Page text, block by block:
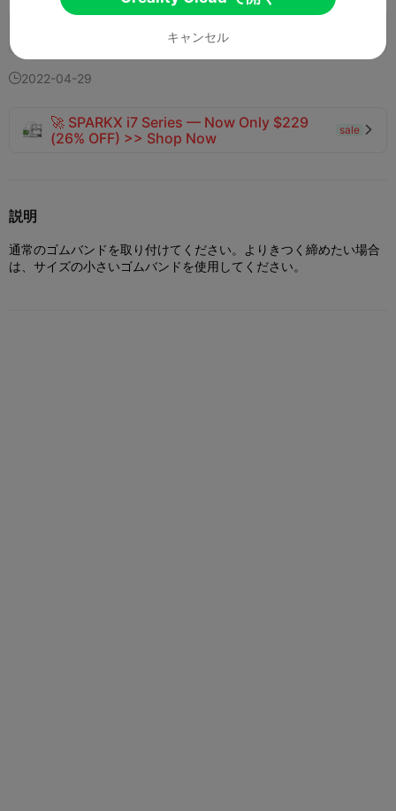
2022-04-29
🚀 SPARKX i7 Series — Now Only $229
(26% OFF) >> Shop Now
sale 
説明
通常のゴムバンドを取り付けてください。よりきつく締めたい場合
は、サイズの小さいゴムバンドを使用してください。
キャンセル